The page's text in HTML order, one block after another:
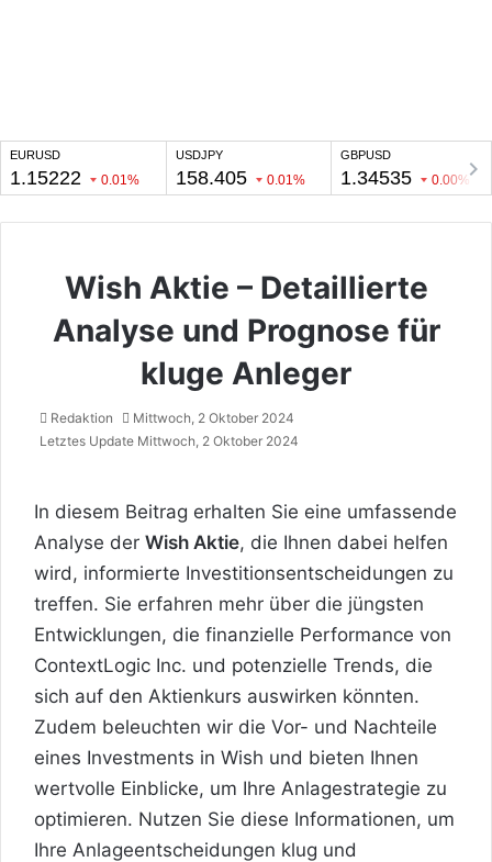
Wish Aktie – Detaillierte
Analyse und Prognose für
kluge Anleger
Redaktion
Mittwoch, 2 Oktober 2024
Letztes Update Mittwoch, 2 Oktober 2024
In diesem Beitrag erhalten Sie eine umfassende
Analyse der Wish Aktie, die Ihnen dabei helfen
wird, informierte Investitionsentscheidungen zu
treffen. Sie erfahren mehr über die jüngsten
Entwicklungen, die finanzielle Performance von
ContextLogic Inc. und potenzielle Trends, die
sich auf den Aktienkurs auswirken könnten.
Zudem beleuchten wir die Vor- und Nachteile
eines Investments in Wish und bieten Ihnen
wertvolle Einblicke, um Ihre Anlagestrategie zu
optimieren. Nutzen Sie diese Informationen, um
Ihre Anlageentscheidungen klug und